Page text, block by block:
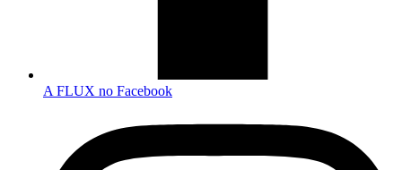
A FLUX no Facebook